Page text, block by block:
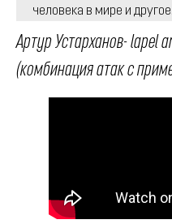
человека в мире и другое.
Артур Устарханов- lapel
(комбинация атак с